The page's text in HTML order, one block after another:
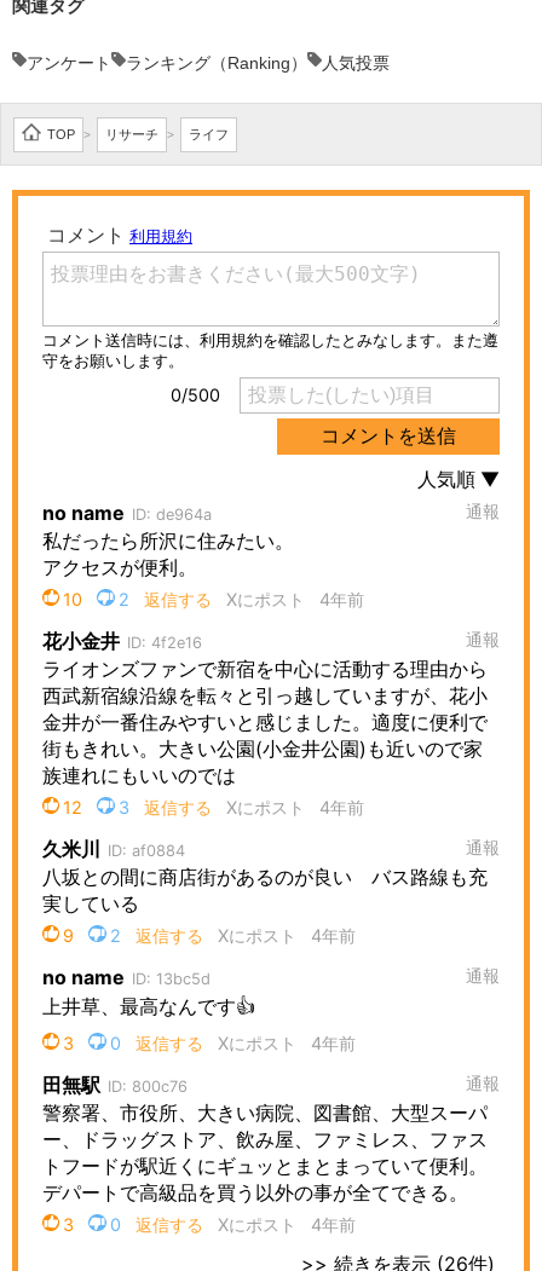
関連タグ
アンケート ランキング（Ranking） 人気投票
TOP > リサーチ > ライフ